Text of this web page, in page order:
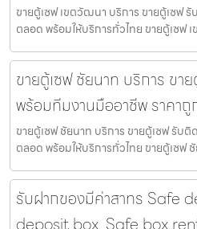
ขายตู้เซฟ เขตวัฒนา บริการ ขายตู้เซฟ
ตลอด พร้อมให้บริการทั่วไทย ขายตู้เซฟ
ขายตู้เซฟ ชัยนาท บริการ ขา
พร้อมทีมงานมืออาชีพ ราคาถู
ขายตู้เซฟ ชัยนาท บริการ ขายตู้เซฟ รับ
ตลอด พร้อมให้บริการทั่วไทย ขายตู้เซฟ
รับฝากของมีค่าสาทร Safe